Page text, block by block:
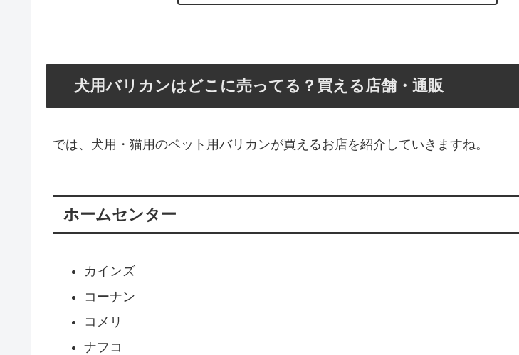
犬用バリカンはどこに売ってる？買える店舗・通販
では、犬用・猫用のペット用バリカンが買えるお店を紹介していきますね。
ホームセンター
カインズ
コーナン
コメリ
ナフコ